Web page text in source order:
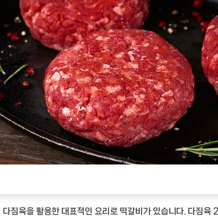
다짐육을 활용한 대표적인 요리로 떡갈비가 있습니다. 다짐육